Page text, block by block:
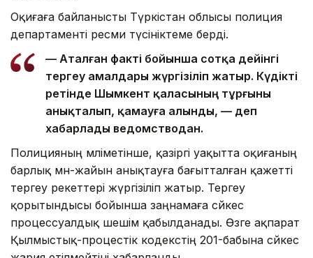
Оқиғаға байланысты Түркістан облысы полиция
департаменті ресми түсініктеме берді.
— Аталған факті бойынша сотқа дейінгі
тергеу амалдары жүргізіліп жатыр. Күдікті
ретінде Шымкент қаласының тұрғыны
анықталып, қамауға алынды, — деп
хабарлады ведомстводан.
Полицияның мәліметінше, қазіргі уақытта оқиғаның
барлық мән-жайын анықтауға бағытталған қажетті
тергеу әрекеттері жүргізіліп жатыр. Тергеу
қорытындысы бойынша заңнамаға сәйкес
процессуалдық шешім қабылданады. Өзге ақпарат
Қылмыстық-процестік кодекстің 201-бабына сәйкес